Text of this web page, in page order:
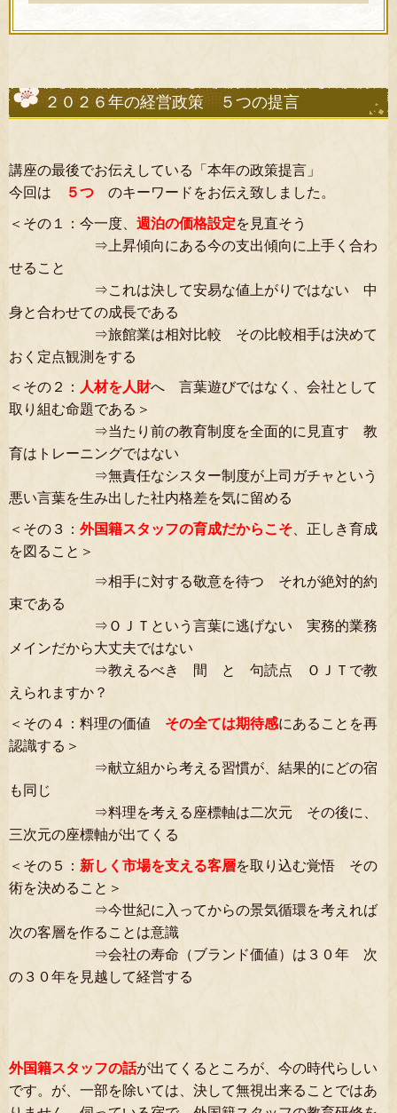
２０２６年の経営政策 ５つの提言
講座の最後でお伝えしている「本年の政策提言」
今回は
５つ のキーワードをお伝え致しました。
＜その１：今一度、 週泊の価格設定を見直そう
⇒上昇傾向にある今の支出傾向に上手く合わ
せること
⇒これは決して安易な値上がりではない 中
身と合わせての成長である
⇒旅館業は相対比較 その比較相手は決めて
おく定点観測をする
＜その２： 人材を人財へ 言葉遊びではなく、会社として
取り組む命題である＞
⇒当たり前の教育制度を全面的に見直す 教
育はトレーニングではない
⇒無責任なシスター制度が上司ガチャという
悪い言葉を生み出した社内格差を気に留める
＜その３： 外国籍スタッフの育成だからこそ 、正しき育成
を図ること＞
⇒相手に対する敬意を待つ それが絶対的約
束である
⇒ＯＪＴという言葉に逃げない 実務的業務
メインだから大丈夫ではない
⇒教えるべき 間 と 句読点 ＯＪＴで教
えられますか？
＜その４：料理の価値 その全ては期待感にあることを再
認識する ＞
⇒献立組から考える習慣が、結果的にどの宿
も同じ
⇒料理を考える座標軸は二次元 その後に、
三次元の座標軸が出てくる
＜その５： 新しく市場を支える客層を取り込む覚悟 その
術を決めること＞
⇒今世紀に入ってからの景気循環を考えれば
次の客層を作ることは意識
⇒会社の寿命（ブランド価値）は３０年 次
の３０年を見越して経営する
外国籍スタッフの話が出てくるところが、今の時代らしい
です。が、一部を除いては、決して無視出来ることではあ